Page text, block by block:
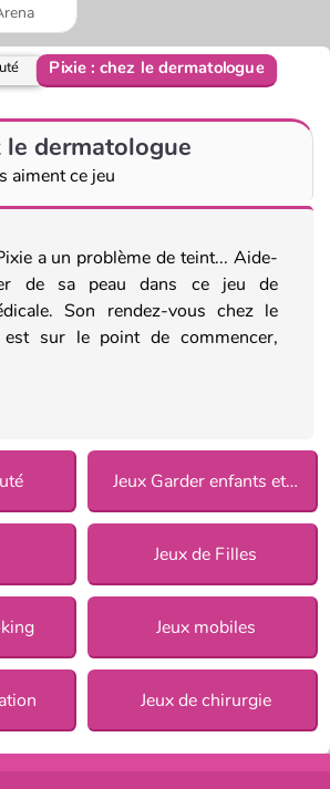
Pixie : chez le dermatologue
le dermatologue
aiment ce jeu
a un problème de teint... Aide-
de sa peau dans ce jeu de
Son rendez-vous chez le
est sur le point de commencer,
Jeux Garder enfants et animaux
Jeux de Filles
Jeux mobiles
Jeux de chirurgie